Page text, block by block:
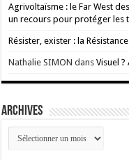
Agrivoltaïsme : le Far West
un recours pour protéger les
Résister, exister : la
Nathalie SIMON dansVisuel ?
ARCHIVES
ARCHIVES